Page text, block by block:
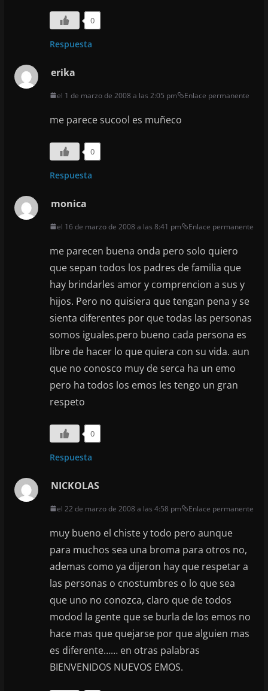
0
Respuesta
erika
el 1 de marzo de 2008 a las 2:05 pm Enlace permanente
me parece sucool es muñeco
0
Respuesta
monica
el 16 de marzo de 2008 a las 8:41 pm Enlace permanente
me parecen buena onda pero solo quiero
que sepan todos los padres de familia que
hay brindarles amor y comprencion a sus y
hijos. Pero no quisiera que tengan pena y se
sienta diferentes por que todas las personas
somos iguales.pero bueno cada persona es
libre de hacer lo que quiera con su vida. aun
que no conosco muy de serca ha un emo
pero ha todos los emos les tengo un gran
respeto
0
Respuesta
NICKOLAS
el 22 de marzo de 2008 a las 4:58 pm Enlace permanente
muy bueno el chiste y todo pero aunque
para muchos sea una broma para otros no,
ademas como ya dijeron hay que respetar a
las personas o cnostumbres o lo que sea
que uno no conozca, claro que de todos
modod la gente que se burla de los emos no
hace mas que quejarse por que alguien mas
es diferente…… en otras palabras
BIENVENIDOS NUEVOS EMOS.